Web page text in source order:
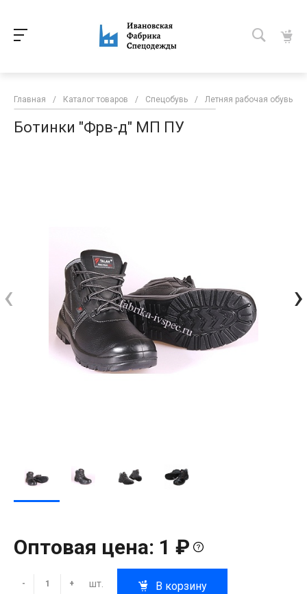
Главная / Каталог товаров / Спецобувь / Летняя рабочая обувь
Ботинки "Фрв-д" МП ПУ
‹ ›
Оптовая цена: 1 ₽
- + шт. В корзину